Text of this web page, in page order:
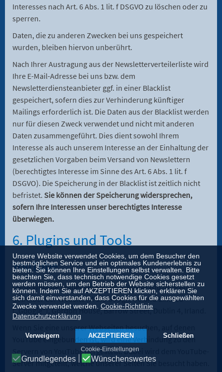
Unsere Website verwendet Cookies, um dem Besucher den
bestmöglichen Service und ein optimales Kundenerlebnis zu
bieten. Sie können Ihre Einstellungen selbst verwalten. Bitte
beachten Sie, dass technisch notwendige Cookies gesetzt
werden müssen, um den Betrieb der Website sicherstellen zu
können. Indem Sie auf AKZEPTIEREN klicken, erklären Sie
sich damit einverstanden, dass Cookies für die ausgewählten
Zwecke verwendet werden. Cookie-Richtlinie
Datenschutzerklärung
Verweigern AKZEPTIEREN
Schließen
Cookie-Einstellungen
Grundlegendes Wünschenswertes
Interesses nach Art. 6 Abs. 1 lit. f DSGVO zu löschen oder zu
sperren.
Daten, die zu anderen Zwecken bei uns gespeichert
wurden, bleiben hiervon unberührt.
Nach Ihrer Austragung aus der Newsletterverteilerliste wird
Ihre E-Mail-Adresse bei uns bzw. dem
Newsletterdiensteanbieter ggf. in einer Blacklist
gespeichert, sofern dies zur Verhinderung künftiger
Mailings erforderlich ist. Die Daten aus der Blacklist werden
nur für diesen Zweck verwendet und nicht mit anderen
Daten zusammengeführt. Dies dient sowohl Ihrem
Interesse als auch unserem Interesse an der Einhaltung der
gesetzlichen Vorgaben beim Versand von Newslettern
(berechtigtes Interesse im Sinne des Art. 6 Abs. 1 lit. f
DSGVO). Die Speicherung in der Blacklist ist zeitlich nicht
befristet. Sie können der Speicherung widersprechen,
sofern Ihre Interessen unser berechtigtes Interesse
überwiegen.
6. Plugins und Tools
YouTube
Diese Website bindet Videos der Website YouTube ein.
Betreiber der Website ist die Google Ireland Limited
(„Google“), Gordon House, Barrow Street, Dublin 4, Irland.
Wenn Sie eine unserer Webseiten besuchen, auf denen
YouTube eingebunden ist, wird eine Verbindung zu den
Servern von YouTube hergestellt. Dabei wird dem YouTube-
Server mitgeteilt, welche unserer Seiten Sie besucht haben.